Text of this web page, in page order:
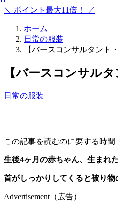
＼ ポイント最大11倍！ ／
ホーム
日常の服装
【バースコンサルタント
【バースコンサル
日常の服装
この記事を読むのに要する時間
生後4ヶ月の赤ちゃん、生まれ
首がしっかりしてくると被り物
Advertisement（広告）